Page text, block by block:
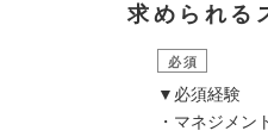
求められる
必須
▼必須経験
・マネジメン